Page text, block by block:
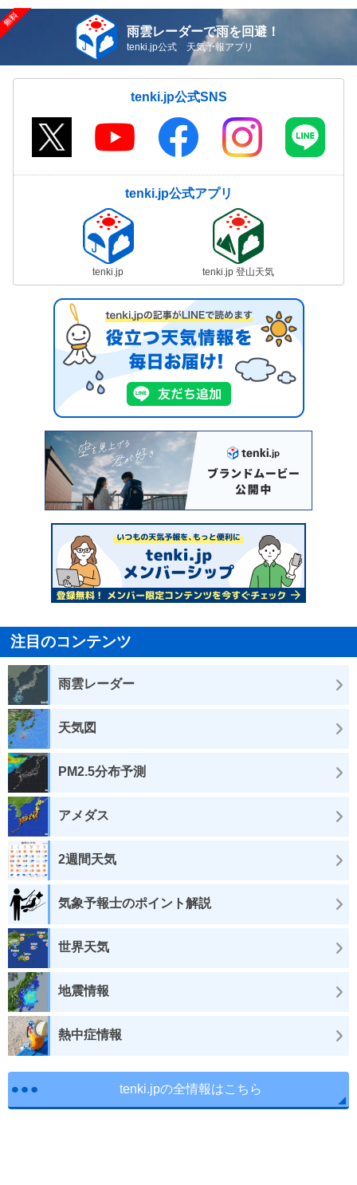
雨雲レーダーで雨を回避！
tenki.jp公式 天気予報アプリ
tenki.jp公式SNS
tenki.jp公式アプリ
tenki.jp tenki.jp 登山天気
注目のコンテンツ
雨雲レーダー
天気図
PM2.5分布予測
アメダス
2週間天気
気象予報士のポイント解説
世界天気
地震情報
熱中症情報
tenki.jpの全情報はこちら